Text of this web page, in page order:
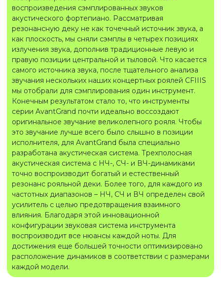
воспроизведения сэмплированных звуков
акустического фортепиано. Рассматривая
резонансную деку не как точечный источник звука, а
как плоскость, мы сняли сэмплы в четырех позициях
излучения звука, дополнив традиционные левую и
правую позиции центральной и тыловой. Что касается
самого источника звука, после тщательного анализа
звучания нескольких наших концертных роялей CFIIIS
мы отобрали для сэмплирования один инструмент.
Конечным результатом стало то, что инструменты
серии AvantGrand почти идеально воссоздают
оригинальное звучание великолепного рояля. Чтобы
это звучание лучше всего было слышно в позиции
исполнителя, для AvantGrand была специально
разработана акустическая система. Трехполосная
акустическая система с НЧ-, СЧ- и ВЧ-динамиками
точно воспроизводит богатый и естественный
резонанс рояльной деки. Более того, для каждого из
частотных диапазонов – НЧ, СЧ и ВЧ определен свой
усилитель с целью предотвращения взаимного
влияния. Благодаря этой инновационной
конфигурации звуковая система инструмента
воспроизводит все нюансы каждой ноты. Для
достижения еще большей точности оптимизировано
расположение динамиков в соответствии с размерами
каждой модели.